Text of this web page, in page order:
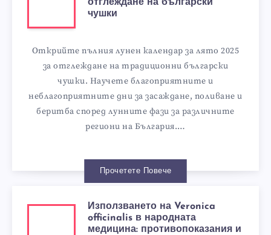
отглеждане на български
чушки
Открийте пълния лунен календар за лято 2025
за отглеждане на традиционни български
чушки. Научете благоприятните и
неблагоприятните дни за засаждане, поливане и
беритба според лунните фази за различните
региони на България.…
Прочетете Повече
Използването на Veronica
officinalis в народната
медицина: противопоказания и